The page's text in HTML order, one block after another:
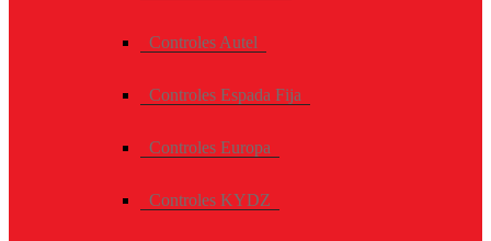
Controles Autel
Controles Espada Fija
Controles Europa
Controles KYDZ